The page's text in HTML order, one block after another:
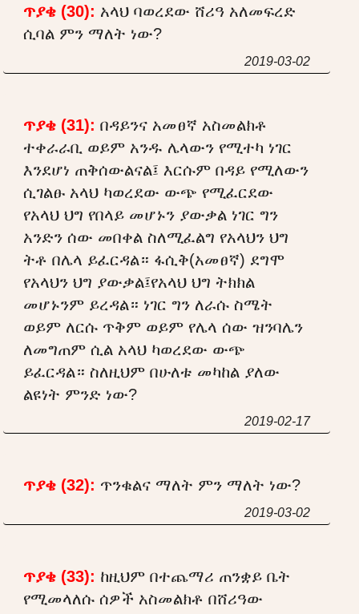
ጥያቄ (30): አላህ ባወረደው ሸሪዓ አለመፍረድ
ሲባል ምን ማለት ነው?
2019-03-02
ጥያቄ (31): በዳይንና አመፀኛ አስመልክቶ
ተቀራራቢ ወይም አንዱ ሌላውን የሚተካ ነገር
እንደሆነ ጠቅሰውልናል፤ እርሱም በዳይ የሚለውን
ሲገልፁ አላህ ካወረደው ውጭ የሚፈርደው
የአላህ ህግ የበላይ መሆኑን ያውቃል ነገር ግን
አንድን ሰው መበቀል ስለሚፈልግ የአላህን ህግ
ትቶ በሌላ ይፈርዳል። ፋሲቅ(አመፀኛ) ደግሞ
የአላህን ህግ ያውቃል፤የአላህ ህግ ትክክል
መሆኑንም ይረዳል። ነገር ግን ለራሱ ስሜት
ወይም ለርሱ ጥቅም ወይም የሌላ ሰው ዝንባሌን
ለመግጠም ሲል አላህ ካወረደው ውጭ
ይፈርዳል። ስለዚህም በሁለቱ መካከል ያለው
ልዩነት ምንድ ነው?
2019-02-17
ጥያቄ (32): ጥንቁልና ማለት ምን ማለት ነው?
2019-03-02
ጥያቄ (33): ከዚህም በተጨማሪ ጠንቋይ ቤት
የሚመላለሱ ሰዎች አስመልክቶ በሸሪዓው